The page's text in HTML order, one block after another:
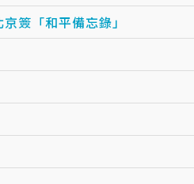
簽「和平備忘錄」